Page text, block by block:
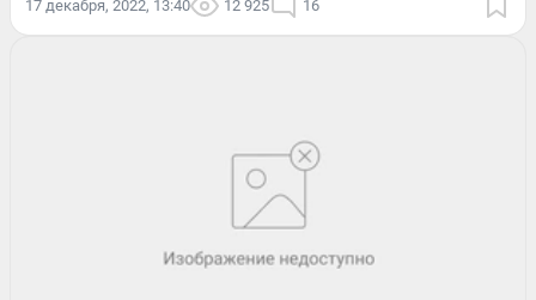
17 декабря, 2022, 13:40 12 925 16